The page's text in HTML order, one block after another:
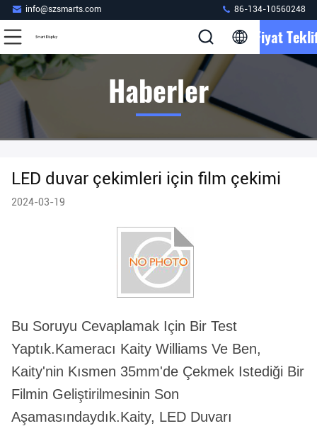
info@szsmarts.com 86-134-10560248
Fiyat
Haberler
LED duvar çekimleri için film çekimi
2024-03-19
Bu Soruyu Cevaplamak Için Bir Test
Yaptık.Kameracı Kaity Williams Ve Ben,
Kaity'nin Kısmen 35mm'de Çekmek Istediği Bir
Filmin Geliştirilmesinin Son
Aşamasındaydık.Kaity, LED Duvarı